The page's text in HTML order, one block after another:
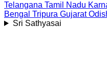
Telangana Tamil Nadu
Bengal Tripura Gujarat
Sri Sathyasai